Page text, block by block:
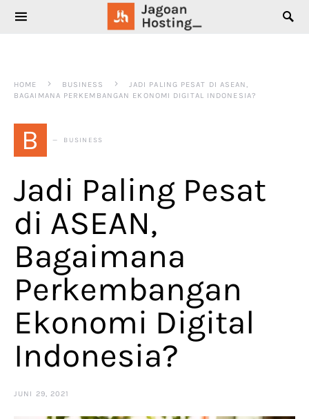
SEARCH FOR:
HOME BUSINESS
JADI PALING PESAT DI ASEAN,
BAGAIMANA PERKEMBANGAN EKONOMI DIGITAL INDONESIA?
B BUSINESS
Jadi Paling Pesat
di ASEAN,
Bagaimana
Perkembangan
Ekonomi Digital
Indonesia?
JUNI 29, 2021